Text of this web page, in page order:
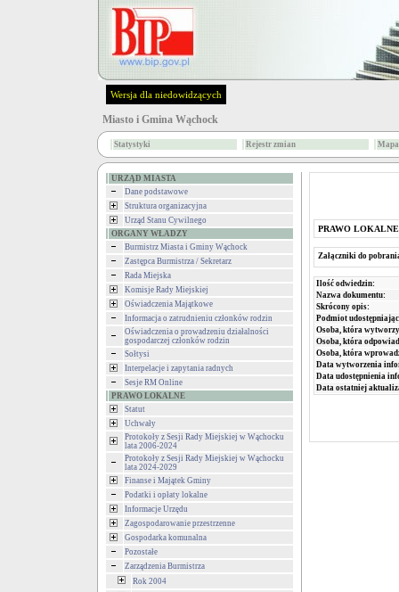
Wersja dla niedowidzących
Miasto i Gmina Wąchock
Statystyki Rejestr zmian
URZĄD MIASTA
Dane podstawowe
Struktura organizacyjna
Urząd Stanu Cywilnego
ORGANY WŁADZY
Burmistrz Miasta i Gminy Wąchock
Zastępca Burmistrza / Sekretarz
Rada Miejska
Komisje Rady Miejskiej
Oświadczenia Majątkowe
Informacja o zatrudnieniu członków rodzin
Oświadczenia o prowadzeniu działalności
gospodarczej członków rodzin
Sołtysi
Interpelacje i zapytania radnych
Sesje RM Online
PRAWO LOKALNE
Statut
Uchwały
Protokoły z Sesji Rady Miejskiej w Wąchocku
lata 2006-2024
Protokoły z Sesji Rady Miejskiej w Wąchocku
lata 2024-2029
Finanse i Majątek Gminy
Podatki i opłaty lokalne
Informacje Urzędu
Zagospodarowanie przestrzenne
Gospodarka komunalna
Pozostałe
Zarządzenia Burmistrza
Rok 2004
PRAWO LOKALNE
Załączniki do
Ilość odwiedzin:
Nazwa dokumentu:
Skrócony opis:
Podmiot
Osoba, która
Osoba, która
Osoba, która
Data wytworzenia
Data udostępnienia
Data ostatniej